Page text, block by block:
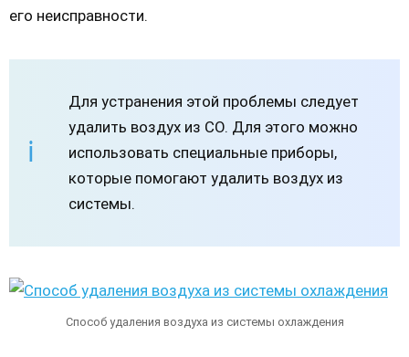
его неисправности.
Для устранения этой проблемы следует
удалить воздух из СО. Для этого можно
использовать специальные приборы,
которые помогают удалить воздух из
системы.
Способ удаления воздуха из системы охлаждения